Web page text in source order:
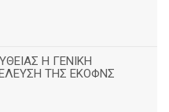
Η ΓΕΝΙΚΗ
ΤΗΣ ΕΚΟΦΝΣ